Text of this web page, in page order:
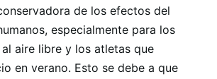
de los efectos del
especialmente para los
aire libre y los atletas que
en verano. Esto se debe a que